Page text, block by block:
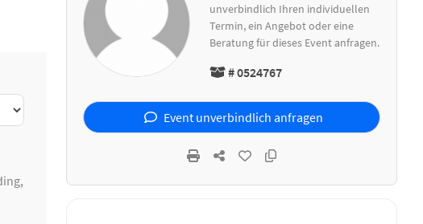
,
unverbindlich Ihren individuellen
Termin, ein Angebot oder eine
Beratung für dieses Event anfragen.
# 0524767
Event unverbindlich anfragen